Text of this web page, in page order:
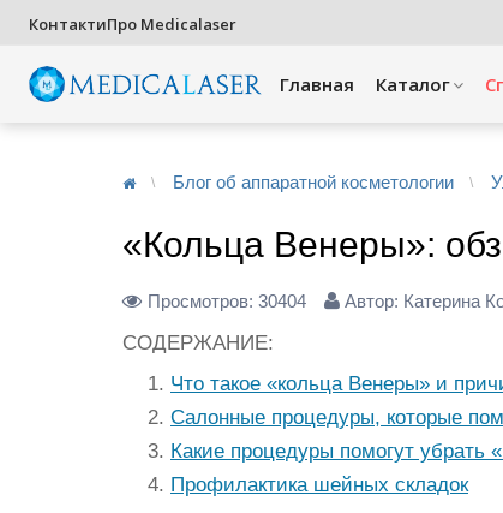
КонтактиПро Medicalaser
Главная Каталог
Блог об аппаратной косметологии
«Кольца Венеры»:
Просмотров: 30404 Автор: Катерина
СОДЕРЖАНИЕ:
Что такое «кольца Венеры» и
Салонные процедуры, которые
Какие процедуры помогут
Профилактика шейных складок